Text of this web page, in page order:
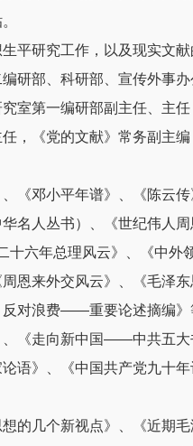
平研究工作，以及现实文
研部、科研部、宣传外事
室第一编研部副主任、主任
，《党的文献》常务副主
《邓小平年谱》、《陈云
名人丛书）、《世纪伟人
十六年总理风云》、《中外
恩来外交风云》、《毛泽
反对浪费——重要论述摘编
、《走向新中国——中共五
语》、《中国共产党九十
的几个新视点》、《近期